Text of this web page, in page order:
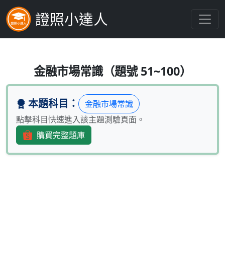
證照小達人
自 101 年 4 月 2 日起銀行及證
金融市場常識（題號 51~100）
本題科目：
金融市場常識
點擊科目快速進入該主題測驗頁面。
購買完整題庫